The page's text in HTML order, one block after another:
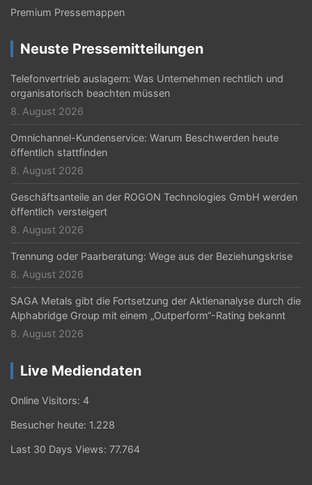
Premium Pressemappen
Neuste Pressemitteilungen
Telefonvertrieb auslagern: Was Unternehmen rechtlich und
organisatorisch beachten müssen
8. August 2026
Omnichannel-Kundenservice: Warum Beschwerden heute
öffentlich stattfinden
8. August 2026
Geschäftsanteile an der ROGON Technologies GmbH werden
öffentlich versteigert
8. August 2026
Trennung oder Paarberatung: Wege aus der Beziehungskrise
8. August 2026
SAGA Metals gibt die Fortsetzung der Aktienanalyse durch die
Alphabridge Group mit einem „Outperform“-Rating bekannt
8. August 2026
Live Mediendaten
Online Visitors: 4
Besucher heute: 1.228
Last 30 Days Views: 77.764